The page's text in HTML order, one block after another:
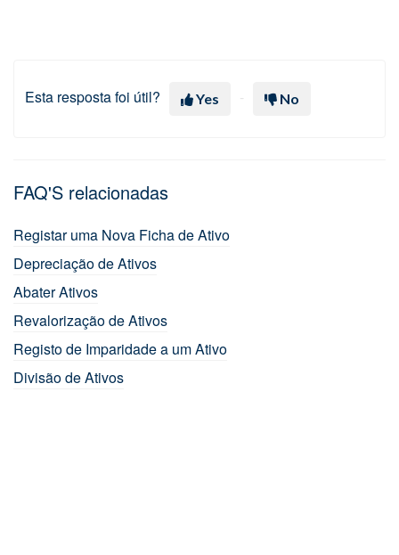
Esta resposta foi útil? Yes No
FAQ'S relacionadas
Registar uma Nova Ficha de Ativo
Depreciação de Ativos
Abater Ativos
Revalorização de Ativos
Registo de Imparidade a um Ativo
Divisão de Ativos